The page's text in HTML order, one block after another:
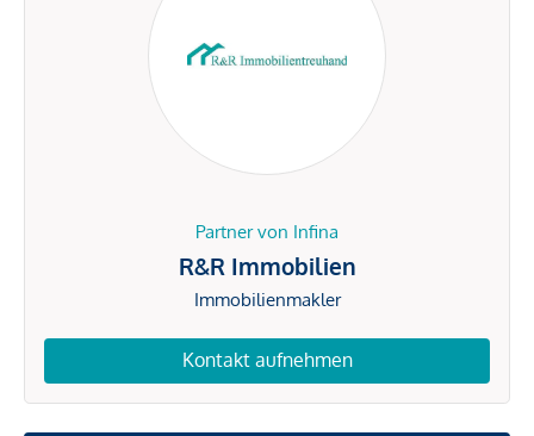
Partner von Infina
R&R Immobilien
Immobilienmakler
Kontakt aufnehmen